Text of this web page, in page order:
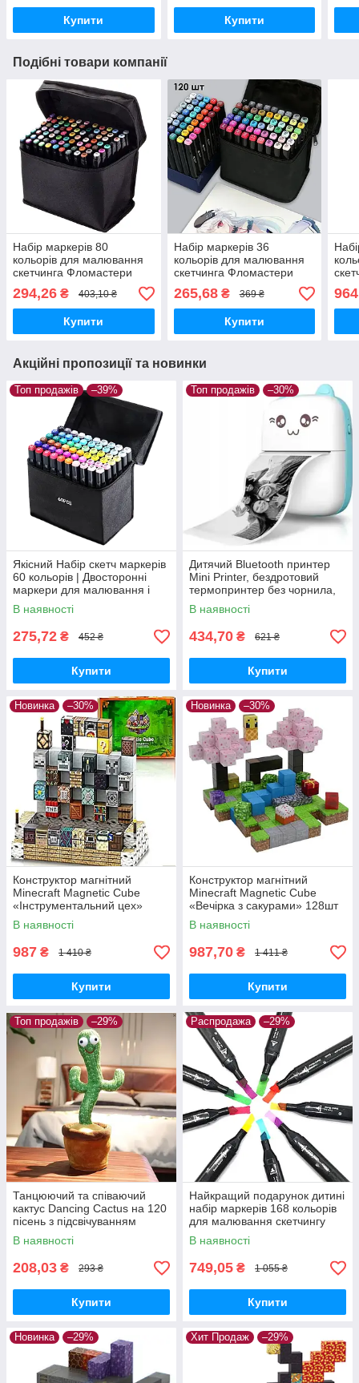
Купити Купити
Подібні товари компанії
Набір маркерів 80
кольорів для малювання
скетчинга Фломастери
двосторонні
294,26 ₴ 403,10 ₴
Купити
Набір маркерів 36
кольорів для малювання
скетчинга Фломастери
двосторонні
265,68₴ 369 ₴
Купити
Акційні пропозиції та новинки
Топ продажів –39%
Якісний Набір скетч маркерів
60 кольорів | Двосторонні
маркери для малювання і
скетчинга в сумці AN
В наявності
275,72 ₴ 452 ₴
Купити
Топ продажів –30%
Дитячий Bluetooth принтер
Mini Printer, бездротовий
термопринтер без чорнила,
портативний, Блакитний
В наявності
434,70 ₴ 621 ₴
Купити
Новинка –30%
Конструктор магнітний
Minecraft Magnetic Cube
«Інструментальний цех»
128шт
В наявності
987 ₴ 1 410 ₴
Купити
Новинка –30%
Конструктор магнітний
Minecraft Magnetic Cube
«Вечірка з сакурами» 128шт
В наявності
987,70 ₴ 1 411 ₴
Купити
Топ продажів –29%
Танцюючий та співаючий
кактус Dancing Cactus на 120
пісень з підсвічуванням
Зелений
В наявності
208,03 ₴ 293 ₴
Купити
Распродажа –29%
Найкращий подарунок дитині
набір маркерів 168 кольорів
для малювання скетчингу
Фломастери двосторонні
В наявності
749,05 ₴ 1 055 ₴
Купити
Новинка –29% Хит Продаж –29%